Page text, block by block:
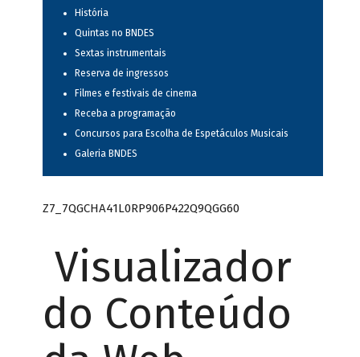
História
Quintas no BNDES
Sextas instrumentais
Reserva de ingressos
Filmes e festivais de cinema
Receba a programação
Concursos para Escolha de Espetáculos Musicais
Galeria BNDES
Z7_7QGCHA41L0RP906P422Q9QGG60
Visualizador
do Conteúdo